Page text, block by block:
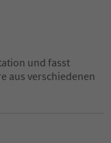
und fasst
aus verschiedenen